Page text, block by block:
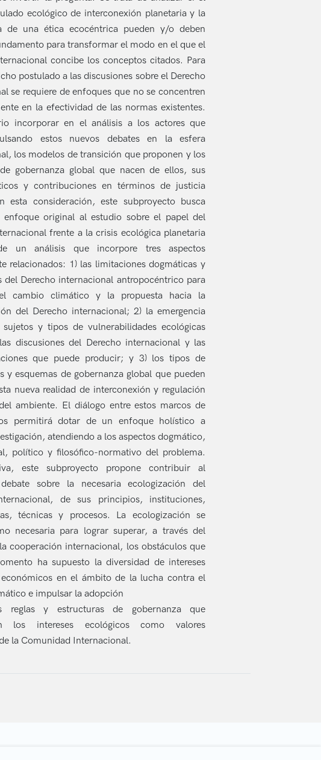
ecológico de interconexión planetaria y la
de una ética ecocéntrica pueden y/o deben
para transformar el modo en el que el
concibe los conceptos citados. Para
postulado a las discusiones sobre el Derecho
se requiere de enfoques que no se concentren
en la efectividad de las normas existentes.
incorporar en el análisis a los actores que
estos nuevos debates en la esfera
los modelos de transición que proponen y los
gobernanza global que nacen de ellos, sus
y contribuciones en términos de justicia
esta consideración, este subproyecto busca
enfoque original al estudio sobre el papel del
frente a la crisis ecológica planetaria
un análisis que incorpore tres aspectos
relacionados: 1) las limitaciones dogmáticas y
del Derecho internacional antropocéntrico para
cambio climático y la propuesta hacia la
del Derecho internacional; 2) la emergencia
y tipos de vulnerabilidades ecológicas
discusiones del Derecho internacional y las
que puede producir; y 3) los tipos de
y esquemas de gobernanza global que pueden
nueva realidad de interconexión y regulación
ambiente. El diálogo entre estos marcos de
permitirá dotar de un enfoque holístico a
atendiendo a los aspectos dogmático,
político y filosófico-normativo del problema.
este subproyecto propone contribuir al
sobre la necesaria ecologización del
de sus principios, instituciones,
técnicas y procesos. La ecologización se
necesaria para lograr superar, a través del
cooperación internacional, los obstáculos que
ha supuesto la diversidad de intereses
en el ámbito de la lucha contra el
e impulsar la adopción
reglas y estructuras de gobernanza que
los intereses ecológicos como valores
la Comunidad Internacional.